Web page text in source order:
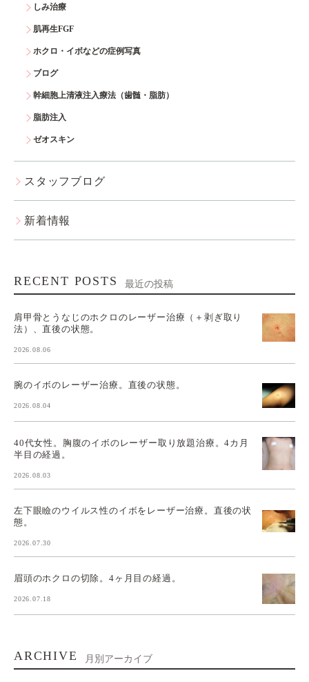
しみ治療
肌再生FGF
ホクロ・イボなどの症例写真
ブログ
幹細胞上清液注入療法（歯髄・脂肪）
脂肪注入
ゼオスキン
スタッフブログ
新着情報
RECENT POSTS 最近の投稿
肩甲骨とうなじのホクロのレーザー治療（＋剥ぎ取り
法）、直後の状態。
2026.08.06
腕のイボのレーザー治療。直後の状態。
2026.08.04
40代女性。胸腹のイボのレーザー取り放題治療。4カ月
半目の経過。
2026.08.03
左下眼瞼のウイルス性のイボをレーザー治療。直後の状
態。
2026.07.30
眉頭のホクロの切除。4ヶ月目の経過。
2026.07.18
ARCHIVE 月別アーカイブ